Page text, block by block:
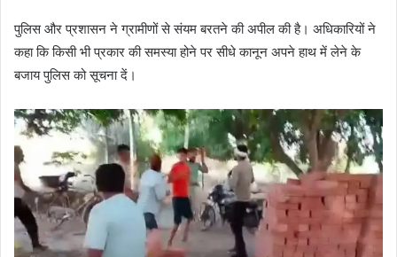
पुलिस और प्रशासन ने ग्रामीणों से संयम बरतने की अपील की है। अधिकारियों ने
कहा कि किसी भी प्रकार की समस्या होने पर सीधे कानून अपने हाथ में लेने के
बजाय पुलिस को सूचना दें।